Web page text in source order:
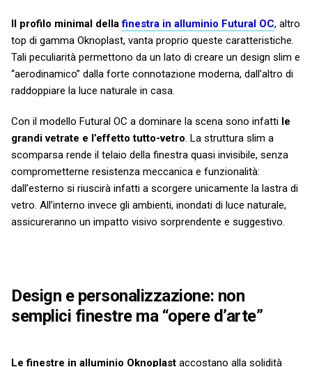
Il profilo minimal dellafinestra in alluminio Futural OC, altro
top di gamma Oknoplast, vanta proprio queste caratteristiche.
Tali peculiarità permettono da un lato di creare un design slim e
“aerodinamico” dalla forte connotazione moderna, dall’altro di
raddoppiare la luce naturale in casa.
Con il modello Futural OC a dominare la scena sono infatti le
grandi vetrate e l’effetto tutto-vetro. La struttura slim a
scomparsa rende il telaio della finestra quasi invisibile, senza
comprometterne resistenza meccanica e funzionalità:
dall’esterno si riuscirà infatti a scorgere unicamente la lastra di
vetro. All’interno invece gli ambienti, inondati di luce naturale,
assicureranno un impatto visivo sorprendente e suggestivo.
Design e personalizzazione: non
semplici finestre ma “opere d’arte”
Le finestre in alluminio Oknoplast accostano alla solidità